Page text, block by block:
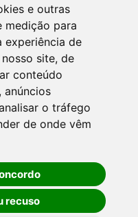
e outras
medição para
experiência de
site, de
conteúdo
anúncios
o tráfego
de onde vêm
recuso
OUVIDORIA